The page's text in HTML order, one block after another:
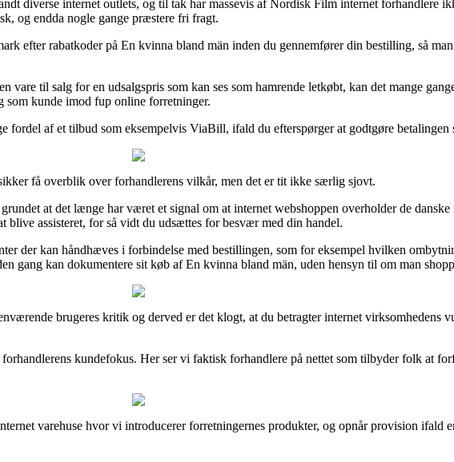
diverse internet outlets, og til tak har massevis af Nordisk Film internet forhandlere
og endda nogle gange præstere fri fragt.
efter rabatkoder på En kvinna bland män inden du gennemfører din bestilling, så
til salg for en udsalgspris som kan ses som hamrende letkøbt, kan det mange
kunde imod fup online forretninger.
af et tilbud som eksempelvis ViaBill, ifald du efterspørger at godtgøre betalingen
få overblik over forhandlerens vilkår, men det er tit ikke særlig sjovt.
at det længe har været et signal om at internet webshoppen overholder de
assisteret, for så vidt du udsættes for besvær med din handel.
der kan håndhæves i forbindelse med bestillingen, som for eksempel hvilken
gang kan dokumentere sit køb af En kvinna bland män, uden hensyn til om man
brugeres kritik og derved er det klogt, at du betragter internet virksomhedens
kundefokus. Her ser vi faktisk forhandlere på nettet som tilbyder folk at
varehuse hvor vi introducerer forretningernes produkter, og opnår provision ifald